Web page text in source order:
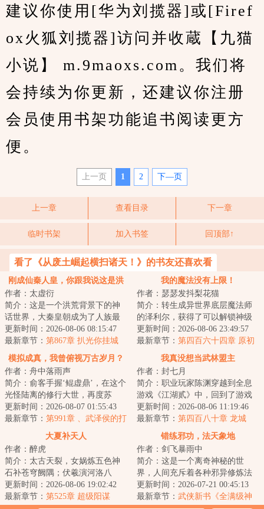
建议你使用[华为刘揽器]或[Firef
ox火狐刘揽器]访问并收蔵【九猫
小说】 m.9maoxs.com。我们将
会持续为你更新，还建议你注册
会员使用书架功能追书阅读更方
便。
上一页 1 2 下—页
上一章 查看目录 下一章
临时书架 加入书签 回顶部↑
看了《从废土崛起横扫诸天！》的书友还喜欢看
刚成仙秦人皇，你跟我说这是洪
作者：太虚衍
简介：这是一个洪荒背景下的神
话世界，大秦皇朝成为了人族最
后一个气运之朝！凡人在这个世
界，微不足道，...
更新时间：2026-08-06 08:15:47
最新章节： 第867章 扒光你挂城
墙！天宗掌门被一招夺剑，羞愤
到发抖
我的魔法没有上限！
作者：瑟瑟发抖梨花猫
简介：转生成异世界底层魔法师
的泽利尔，获得了可以解锁神级
天赋技能的外挂。升到二级，即
可从以下天赋技...
更新时间：2026-08-06 23:49:57
最新章节： 第四百六十四章 原初
模拟成真，我曾俯视万古岁月？
作者：舟中落雨声
简介：俞客手握‘鲲虚鼎’，在这个
光怪陆离的修行大世，再度苏
醒。【每一次天人转生，就是一
次崭新的开始...
更新时间：2026-08-07 01:55:43
最新章节： 第991章 、武泽侯的打
算、武泽侯和尾火！
我真没想当武林盟主
作者：封七月
简介：职业玩家陈渊穿越到全息
游戏《江湖贰》中，回到了游戏
刚开服时，成了新手村一个背景
板NPC。当陈渊...
更新时间：2026-08-06 11:19:46
最新章节： 第四百八十章 龙城
大夏补天人
作者：醉虎
简介：太古天裂，女娲炼五色神
石补苍穹阙隅；伏羲演河洛八
卦，定地维之乱。然魔氛未绝，
遂有“补天阁”承...
更新时间：2026-08-06 19:02:42
最新章节： 第525章 超级阳谋
错练邪功，法天象地
作者：剑飞暴雨中
简介：这是一个离奇神秘的世
界，人间充斥着各种邪异修炼法
门，人一旦修炼，轻者容貌性情
变化，入魔发癫，...
更新时间：2026-07-21 00:45:13
最新章节： 武侠新书《全满级神